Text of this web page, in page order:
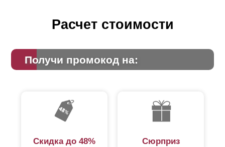
Расчет стоимости
Получи промокод на:
Скидка до 48% Сюрприз